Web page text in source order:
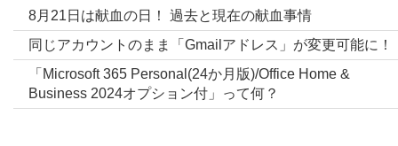
8月21日は献血の日！ 過去と現在の献血事情
同じアカウントのまま「Gmailアドレス」が変更可能に！
「Microsoft 365 Personal(24か月版)/Office Home &
Business 2024オプション付」って何？